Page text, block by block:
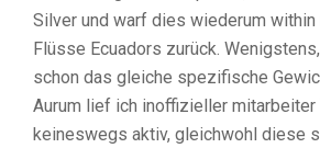
Silver und warf dies wiederum within
Flüsse Ecuadors zurück.
schon das gleiche spezifische
Aurum lief ich inoffizieller mitarbeiter
keineswegs aktiv, gleichwohl diese